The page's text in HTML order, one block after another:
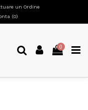
un Ordine
(0)
0